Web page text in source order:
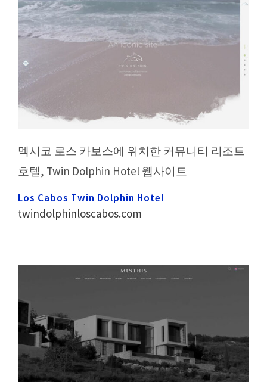
멕시코 로스 카보스에 위치한 커뮤니티 리조트
호텔, Twin Dolphin Hotel 웹사이트
Los Cabos Twin Dolphin Hotel
twindolphinloscabos.com